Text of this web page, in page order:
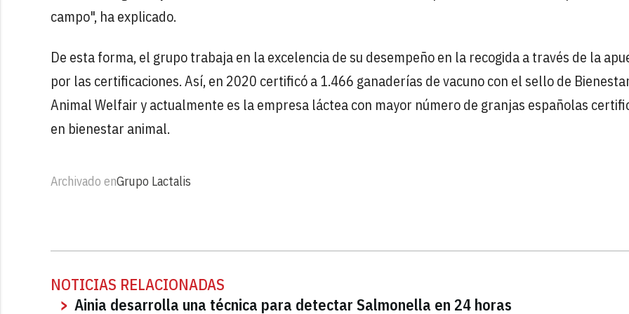
campo", ha explicado.
De esta forma, el grupo trabaja en la excelencia de su desempeño en la recogida a través de la
por las certificaciones. Así, en 2020 certificó a 1.466 ganaderías de vacuno con el sello de
Animal Welfair y actualmente es la empresa láctea con mayor número de granjas españolas
en bienestar animal.
Archivado enGrupo Lactalis
NOTICIAS RELACIONADAS
Ainia desarrolla una técnica para detectar Salmonella en 24 horas